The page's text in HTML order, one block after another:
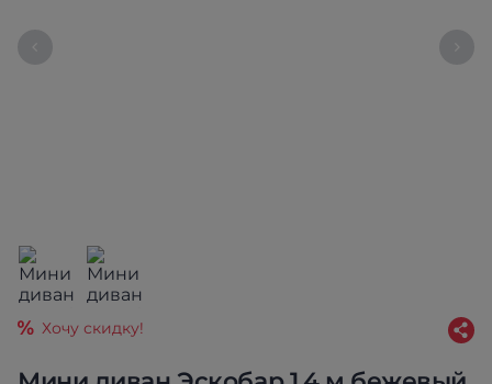
Хочу скидку!